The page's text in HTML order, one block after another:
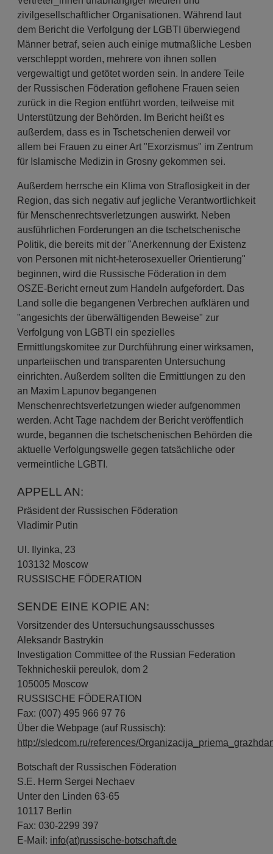
zivilgesellschaftlicher Organisationen. Während laut
dem Bericht die Verfolgung der LGBTI überwiegend
Männer betraf, seien auch einige mutmaßliche Lesben
verschleppt worden, mehrere von ihnen sollen
vergewaltigt und getötet worden sein. In andere Teile
der Russischen Föderation geflohene Frauen seien
zurück in die Region entführt worden, teilweise mit
Unterstützung der Behörden. Im Bericht heißt es
außerdem, dass es in Tschetschenien derweil vor
allem bei Frauen zu einer Art "Exorzismus" im Zentrum
für Islamische Medizin in Grosny gekommen sei.
Außerdem herrsche ein Klima von Straflosigkeit in der
Region, das sich negativ auf jegliche Verantwortlichkeit
für Menschenrechtsverletzungen auswirkt. Neben
ausführlichen Forderungen an die tschetschenische
Politik, die bereits mit der "Anerkennung der Existenz
von Personen mit nicht-heterosexueller Orientierung"
beginnen, wird die Russische Föderation in dem
OSZE-Bericht erneut zum Handeln aufgefordert. Das
Land solle die begangenen Verbrechen aufklären und
"angesichts der überwältigenden Beweise" zur
Verfolgung von LGBTI ein spezielles
Ermittlungskomitee zur Durchführung einer wirksamen,
unparteiischen und transparenten Untersuchung
einrichten. Außerdem sollten die Ermittlungen zu den
an Maxim Lapunov begangenen
Menschenrechtsverletzungen wieder aufgenommen
werden. Acht Tage nachdem der Bericht veröffentlich
wurde, begannen die tschetschenischen Behörden die
aktuelle Verfolgungswelle gegen tatsächliche oder
vermeintliche LGBTI.
APPELL AN:
Präsident der Russischen Föderation
Vladimir Putin
Ul. Ilyinka, 23
103132 Moscow
RUSSISCHE FÖDERATION
SENDE EINE KOPIE AN:
Vorsitzender des Untersuchungsausschusses
Aleksandr Bastrykin
Investigation Committee of the Russian Federation
Tekhnicheskii pereulok, dom 2
105005 Moscow
RUSSISCHE FÖDERATION
Fax: (007) 495 966 97 76
Über die Webpage (auf Russisch):
http://sledcom.ru/references/
Botschaft der Russischen Föderation
S.E. Herrn Sergei Nechaev
Unter den Linden 63-65
10117 Berlin
Fax: 030-2299 397
E-Mail: info(at)russische-botschaft.de